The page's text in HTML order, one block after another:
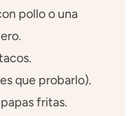
pollo o una
que probarlo).
fritas.